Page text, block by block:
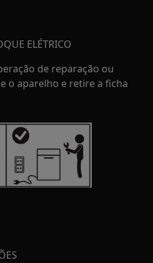
ELÉTRICO
de reparação ou
o aparelho e retire a ficha